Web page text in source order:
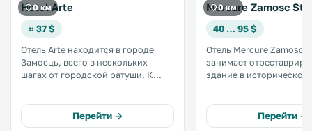
0 км
Hotel Arte
≈ 37 $
Отель Arte находится в городе
Замосць, всего в нескольких
шагах от городской ратуши. К
территории обустроена
бесплатная частная парковка. .
Перейти →
0 км
Mercure Zamosc
40 … 95 $
Отель Mercure Zamosc
занимает
здание в историческом
подчеркивается
гостеприимством и
Перейти →